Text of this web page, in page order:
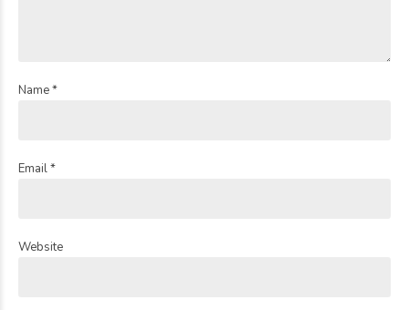
Name *
Email *
Website